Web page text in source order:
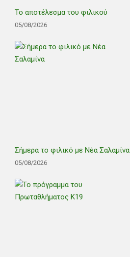
Το αποτέλεσμα του φιλικού
05/08/2026
Σήμερα το φιλικό με Νέα Σαλαμίνα
05/08/2026